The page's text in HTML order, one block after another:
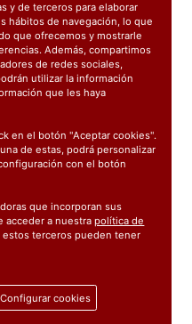
y de terceros para elaborar
hábitos de navegación, lo que
que ofrecemos y mostrarle
Además, compartimos
de redes sociales,
utilizar la información
que les haya
en el botón "Aceptar cookies".
de estas, podrá personalizar
con el botón
que incorporan sus
acceder a nuestrapolítica de
terceros pueden tener
Configurar cookies